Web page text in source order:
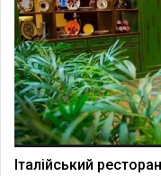
Італійський